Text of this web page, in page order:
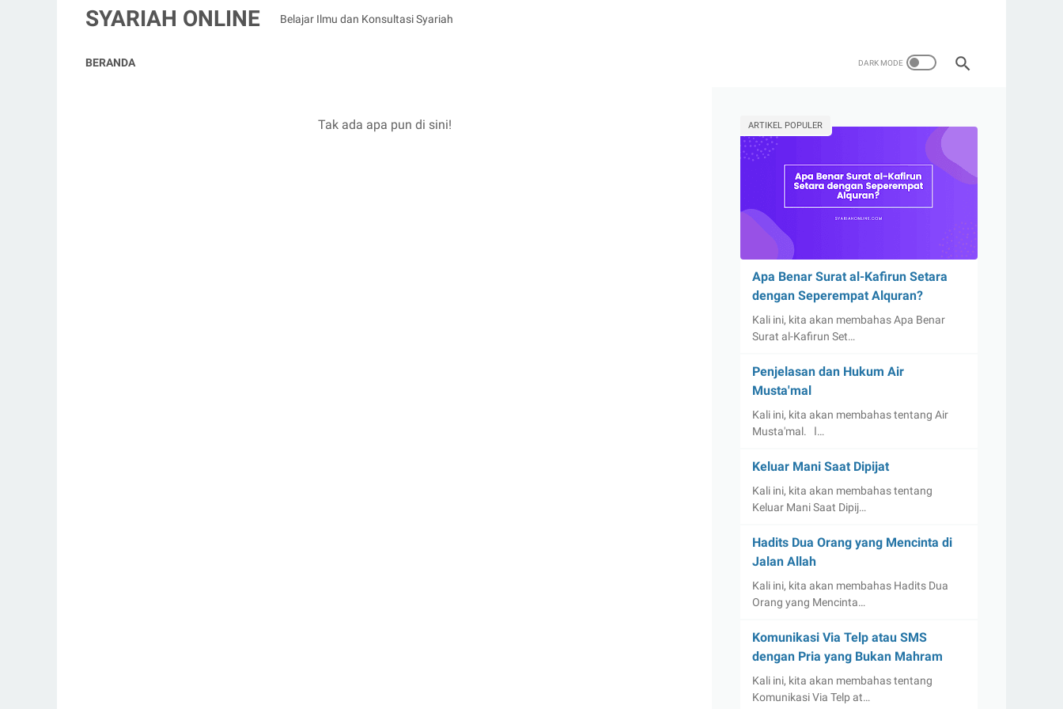
SYARIAH ONLINE Belajar Ilmu dan Konsultasi Syariah
BERANDA
Tak ada apa pun di sini! ARTIKEL POPULER
Apa Benar Surat al-Kafirun Setara
dengan Seperempat Alquran?
Kali ini, kita akan membahas Apa Benar
Surat al-Kafirun Set…
Penjelasan dan Hukum Air
Musta'mal
Kali ini, kita akan membahas tentang Air
Musta'mal. ا…
Keluar Mani Saat Dipijat
Kali ini, kita akan membahas tentang
Keluar Mani Saat Dipij…
Hadits Dua Orang yang Mencinta di
Jalan Allah
Kali ini, kita akan membahas Hadits Dua
Orang yang Mencinta…
Komunikasi Via Telp atau SMS
dengan Pria yang Bukan Mahram
Kali ini, kita akan membahas tentang
Komunikasi Via Telp at…